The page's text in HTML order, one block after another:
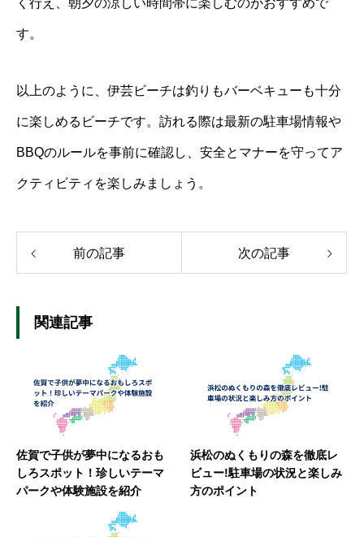
く行え、朝夕の涼しい時間帯に楽しむのがおすすめで
す。
以上のように、伊芸ビーチは釣りもバーベキューも十分
に楽しめるビーチです。訪れる際は最新の駐車場情報や
BBQのルールを事前に確認し、安全とマナーを守ってア
クティビティを楽しみましょう。
前の記事 次の記事
関連記事
佐賀で子供が夢中になるおも
しろスポット！珍しいテーマ
パークや体験施設を紹介
浜松のぬくもりの森を徹底レ
ビュー!駐車場の状況と楽しみ
方のポイント